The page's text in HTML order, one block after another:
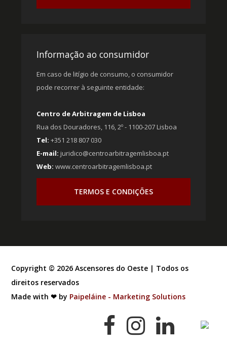
Informação ao consumidor
Em caso de litígio de consumo, o consumidor
pode recorrer à seguinte entidade:
Centro de Arbitragem de Lisboa
Rua dos Douradores, 116, 2º - 1100-207 Lisboa
Tel: +351 218 807 030
E-mail: juridico@centroarbitragemlisboa.pt
Web: www.centroarbitragemlisboa.pt
TERMOS E CONDIÇÕES
Copyright © 2026 Ascensores do Oeste | Todos os
direitos reservados
Made with ❤ by Paipeláine - Marketing Solutions